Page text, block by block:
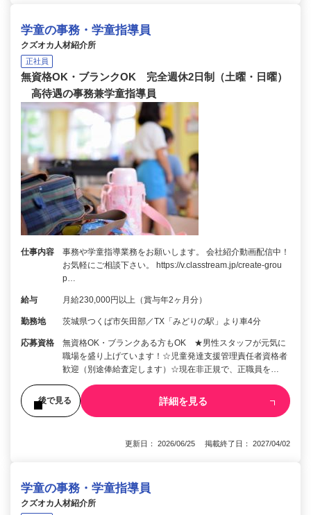
学童の事務・学童指導員
クズオカ人材紹介所
正社員
無資格OK・ブランクOK 完全週休2日制（土曜・日曜）
高待遇の事務兼学童指導員
仕事内容
事務や学童指導業務をお願いします。 会社紹介動画配信中！
お気軽にご相談下さい。 https://v.classtream.jp/create-grou
p…
給与 月給230,000円以上（賞与年2ヶ月分）
勤務地 茨城県つくば市矢田部／TX「みどりの駅」より車4分
応募資格
無資格OK・ブランクある方もOK ★男性スタッフが元気に
職場を盛り上げています！☆児童発達支援管理責任者資格者
歓迎（別途俸給査定します）☆現在非正規で、正職員を…
後で見る 詳細を見る
更新日： 2026/06/25 掲載終了日： 2027/04/02
学童の事務・学童指導員
クズオカ人材紹介所